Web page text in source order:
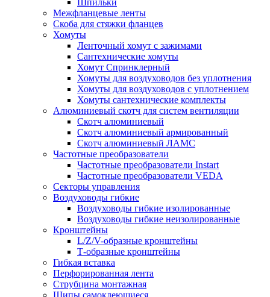
Межфланцевые ленты
Скоба для стяжки фланцев
Хомуты
Ленточный хомут с зажимами
Сантехнические хомуты
Хомут Спринклерный
Хомуты для воздуховодов без уплотнения
Хомуты для воздуховодов с уплотнением
Хомуты сантехнические комплекты
Алюминиевый скотч для систем вентиляции
Скотч алюминиевый
Скотч алюминиевый армированный
Скотч алюминиевый ЛАМС
Частотные преобразователи
Частотные преобразователи Instart
Частотные преобразователи VEDA
Секторы управления
Воздуховоды гибкие
Воздуховоды гибкие изолированные
Воздуховоды гибкие неизолированные
Кронштейны
L/Z/V-образные кронштейны
Т-образные кронштейны
Гибкая вставка
Перфорированная лента
Струбцина монтажная
Шипы самоклеющиеся